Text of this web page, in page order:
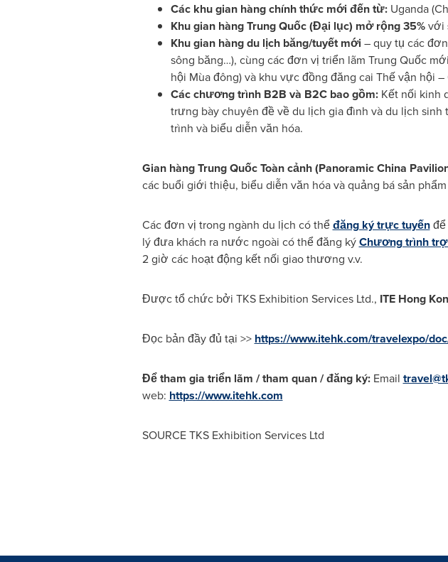
Các khu gian hàng chính thức mới đến từ:Uganda
Khu gian hàng Trung Quốc (Đại lục) mở rộng 35%với
Khu gian hàng du lịch băng/tuyết mới – quy tụ các
sông băng…), cùng các đơn vị triển lãm Trung Quốc
hội Mùa đông) và khu vực đồng đăng cai Thế vận hội
Các chương trình B2B và B2C bao gồm:Kết nối kinh
trưng bày chuyên đề về du lịch gia đình và du lịch
trình và biểu diễn văn hóa.
Gian hàng Trung Quốc Toàn cảnh (Panoramic China
các buổi giới thiệu, biểu diễn văn hóa và quảng bá sản
Các đơn vị trong ngành du lịch có thểđăng ký trực tuyếnđể
lý đưa khách ra nước ngoài có thể đăng kýChương trình
2 giờ các hoạt động kết nối giao thương v.v.
Được tổ chức bởi TKS Exhibition Services Ltd., ITE Hong
Đọc bản đầy đủ tại >> https://www.itehk.com/travelexpo/
Để tham gia triển lãm / tham quan / đăng ký:Email
web: https://www.itehk.com
SOURCE TKS Exhibition Services Ltd